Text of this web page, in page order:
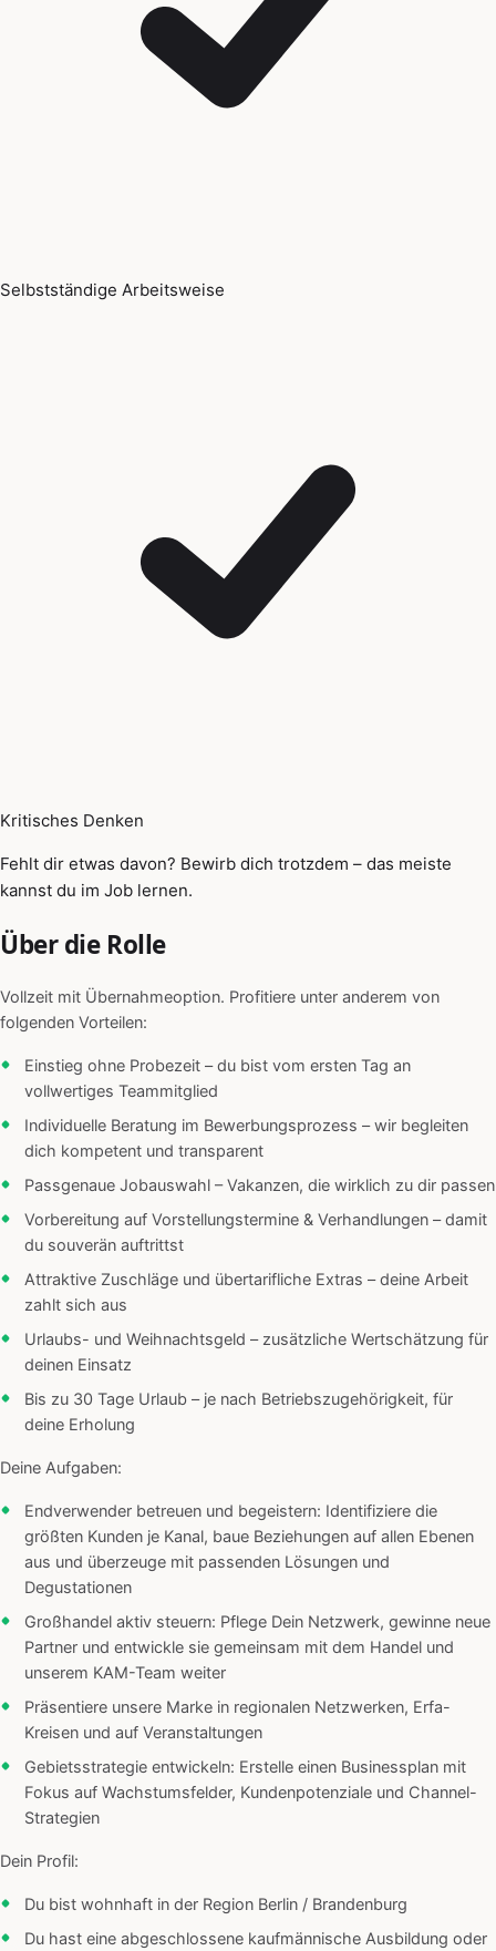
Selbstständige Arbeitsweise
Kritisches Denken
Fehlt dir etwas davon? Bewirb dich trotzdem – das meiste
kannst du im Job lernen.
Über die Rolle
Vollzeit mit Übernahmeoption. Profitiere unter anderem von
folgenden Vorteilen:
Einstieg ohne Probezeit – du bist vom ersten Tag an
vollwertiges Teammitglied
Individuelle Beratung im Bewerbungsprozess – wir begleiten
dich kompetent und transparent
Passgenaue Jobauswahl – Vakanzen, die wirklich zu dir passen
Vorbereitung auf Vorstellungstermine & Verhandlungen – damit
du souverän auftrittst
Attraktive Zuschläge und übertarifliche Extras – deine Arbeit
zahlt sich aus
Urlaubs- und Weihnachtsgeld – zusätzliche Wertschätzung für
deinen Einsatz
Bis zu 30 Tage Urlaub – je nach Betriebszugehörigkeit, für
deine Erholung
Deine Aufgaben:
Endverwender betreuen und begeistern: Identifiziere die
größten Kunden je Kanal, baue Beziehungen auf allen Ebenen
aus und überzeuge mit passenden Lösungen und
Degustationen
Großhandel aktiv steuern: Pflege Dein Netzwerk, gewinne neue
Partner und entwickle sie gemeinsam mit dem Handel und
unserem KAM-Team weiter
Präsentiere unsere Marke in regionalen Netzwerken, Erfa-
Kreisen und auf Veranstaltungen
Gebietsstrategie entwickeln: Erstelle einen Businessplan mit
Fokus auf Wachstumsfelder, Kundenpotenziale und Channel-
Strategien
Dein Profil:
Du bist wohnhaft in der Region Berlin / Brandenburg
Du hast eine abgeschlossene kaufmännische Ausbildung oder